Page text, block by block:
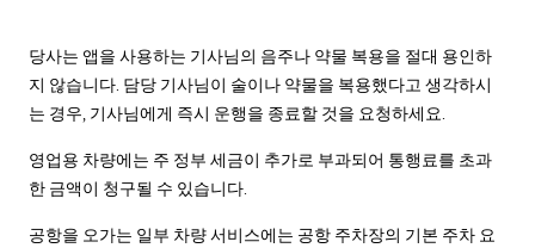
당사는 앱을 사용하는 기사님의 음주나 약물 복용을 절대 용인하
지 않습니다. 담당 기사님이 술이나 약물을 복용했다고 생각하시
는 경우, 기사님에게 즉시 운행을 종료할 것을 요청하세요.
영업용 차량에는 주 정부 세금이 추가로 부과되어 통행료를 초과
한 금액이 청구될 수 있습니다.
공항을 오가는 일부 차량 서비스에는 공항 주차장의 기본 주차 요